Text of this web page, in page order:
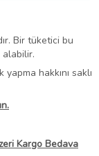
Bir tüketici bu
alabilir.
hakkını saklı
Kargo Bedava